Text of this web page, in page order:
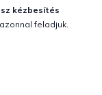
kézbesítés
feladjuk.